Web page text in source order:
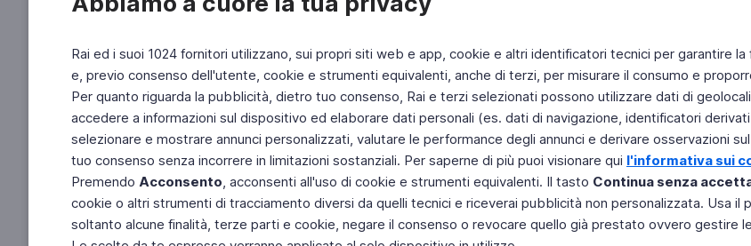
Rai ed i suoi 1024 fornitori utilizzano, sui propri siti web e app, cookie e altri identificatori tecnici per garantire
e, previo consenso dell'utente, cookie e strumenti equivalenti, anche di terzi, per misurare il consumo e
Per quanto riguarda la pubblicità, dietro tuo consenso, Rai e terzi selezionati possono utilizzare dati di
accedere a informazioni sul dispositivo ed elaborare dati personali (es. dati di navigazione, identificatori
selezionare e mostrare annunci personalizzati, valutare le performance degli annunci e derivare osservazioni
tuo consenso senza incorrere in limitazioni sostanziali. Per saperne di più puoi visionare qui l'informativa sui
Premendo Acconsento, acconsenti all'uso di cookie e strumenti equivalenti. Il tasto Continua senza
cookie o altri strumenti di tracciamento diversi da quelli tecnici e riceverai pubblicità non personalizzata. Usa il
soltanto alcune finalità, terze parti e cookie, negare il consenso o revocare quello già prestato ovvero gestire
Fai di Televideo la tua Home Page Chi Siamo
Copyright © 2011 Rai - Tutti i diritti riservati
Engineered by RAI - Reti e Piattaforme